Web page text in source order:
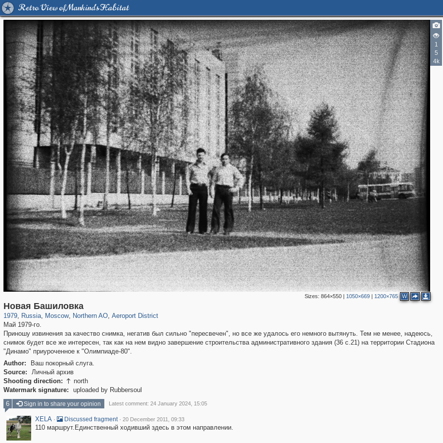
Retro View of Mankind's Habitat
1
5
4k
Sizes: 864×550| 1050×669| 1200×765 W
Новая Башиловка
1979, Russia
1,406,259 29,243
, Moscow
319,780 8,286
, Northern AO
22,533
, Aeroport District
Май 1979-го.
Приношу извинения за качество снимка, негатив был сильно "пересвечен", но все же удалось его немного вытянуть. Тем не менее, надеюсь,
снимок будет все же интересен, так как на нем видно завершение строительства административного здания (36 с.21) на территории Стадиона
"Динамо" приуроченное к "Олимпиаде-80".
Author:
Ваш покорный слуга.
Source:
Личный архив
Shooting direction:  north
Watermark signature:
uploaded by Rubbersoul
6 Sign in to share your opinion Latest comment: 24 January 2024, 15:05
XELA · Discussed fragment · 20 December 2011, 09:33
110 маршрут.Единственный ходивший здесь в этом направлении.